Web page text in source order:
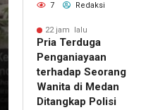
7 Redaksi
22 jam lalu
Pria Terduga
Penganiayaan
terhadap Seorang
Wanita di Medan
Ditangkap Polisi